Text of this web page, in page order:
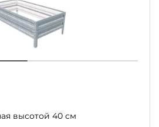
высотой 40 см